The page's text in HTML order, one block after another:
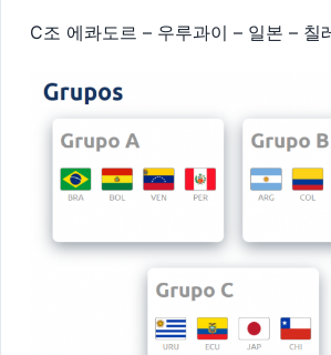
C조 에콰도르 – 우루과이 – 일본 – 칠